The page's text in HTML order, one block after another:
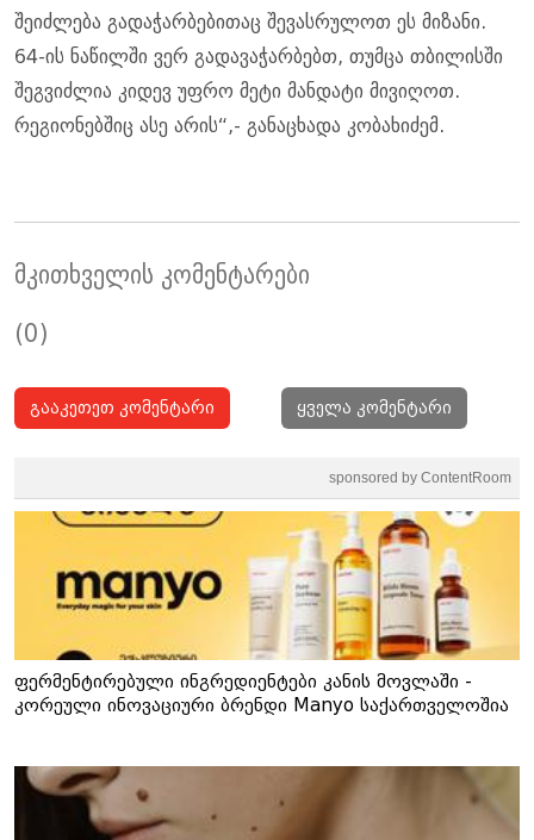
შეიძლება გადაჭარბებითაც შევასრულოთ ეს მიზანი.
64-ის ნაწილში ვერ გადავაჭარბებთ, თუმცა თბილისში
შეგვიძლია კიდევ უფრო მეტი მანდატი მივიღოთ.
რეგიონებშიც ასე არის“,- განაცხადა კობახიძემ.
მკითხველის კომენტარები
(0)
გააკეთეთ კომენტარი ყველა კომენტარი
sponsored by ContentRoom
ფერმენტირებული ინგრედიენტები კანის მოვლაში -
კორეული ინოვაციური ბრენდი Manyo საქართველოშია